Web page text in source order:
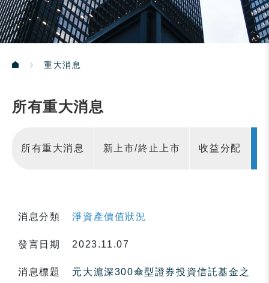
重大消息
所有重大消息
所有重大消息 新上市/終止上市 收益分配
消息分類 淨資產價值狀況
發言日期 2023.11.07
消息標題
元大滬深300傘型證券投資信託基金之